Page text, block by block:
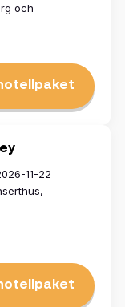
och
11-22